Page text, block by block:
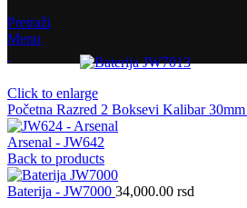
Pretraži
Menu
Click to enlarge
Početna Razred 2 Boksevi Kalibar30mm
Arsenal - JW642
Back to products
Baterija - JW7000 34,000.00 rsd